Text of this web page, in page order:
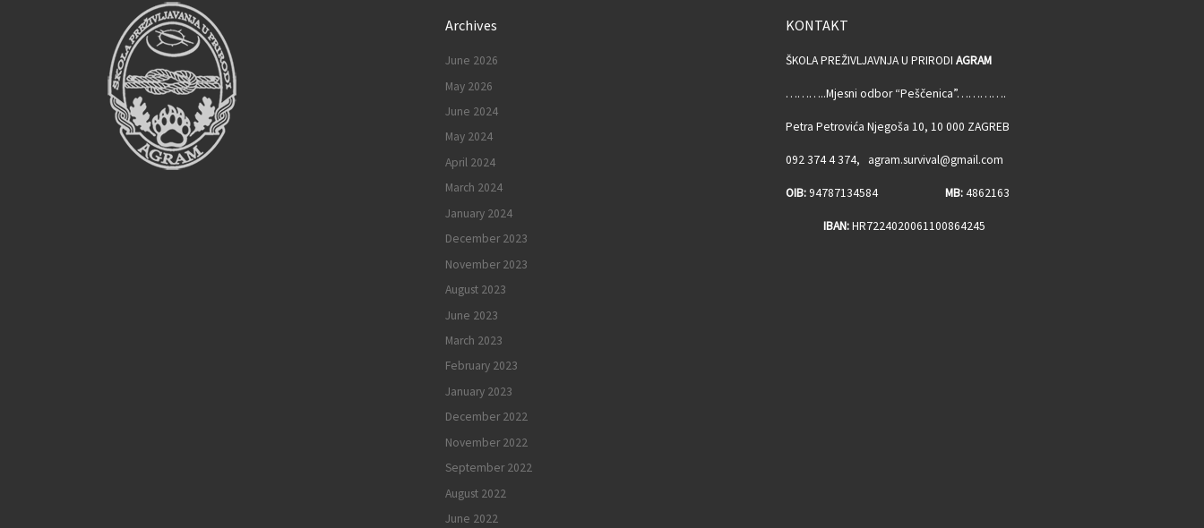
Archives
June 2026
May 2026
June 2024
May 2024
April 2024
March 2024
January 2024
December 2023
November 2023
August 2023
June 2023
March 2023
February 2023
January 2023
December 2022
November 2022
September 2022
August 2022
June 2022
KONTAKT
ŠKOLA PREŽIVLJAVNJA U PRIRODI AGRAM
………..Mjesni odbor “Peščenica”………….
Petra Petrovića Njegoša 10, 10 000 ZAGREB
092 374 4 374, agram.survival@gmail.com
OIB:94787134584 MB:4862163
IBAN:HR7224020061100864245